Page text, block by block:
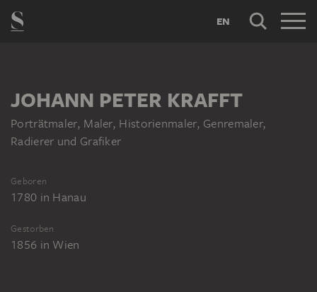
EN
JOHANN PETER KRAFFT
Porträtmaler, Maler, Historienmaler, Genremaler,
Radierer und Grafiker
Geboren
1780 in Hanau
Gestorben
1856 in Wien